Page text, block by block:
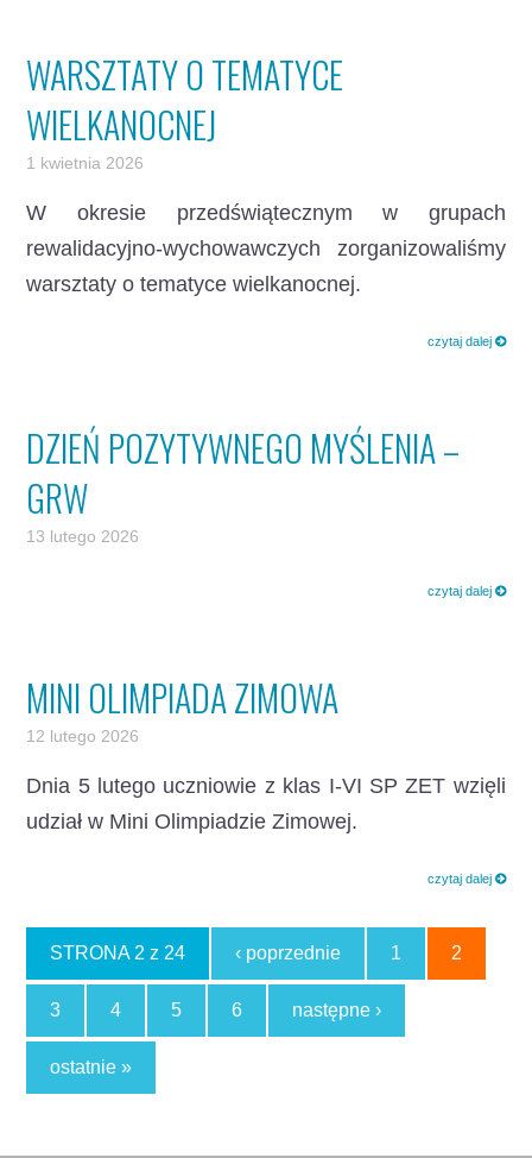
WARSZTATY O TEMATYCE
WIELKANOCNEJ
1 kwietnia 2026
W okresie przedświątecznym w grupach
rewalidacyjno-wychowawczych zorganizowaliśmy
warsztaty o tematyce wielkanocnej.
czytaj dalej
DZIEŃ POZYTYWNEGO MYŚLENIA –
GRW
13 lutego 2026
czytaj dalej
MINI OLIMPIADA ZIMOWA
12 lutego 2026
Dnia 5 lutego uczniowie z klas I-VI SP ZET wzięli
udział w Mini Olimpiadzie Zimowej.
czytaj dalej
STRONA 2 z 24 ‹ poprzednie 1 2
3 4 5 6 następne ›
ostatnie »